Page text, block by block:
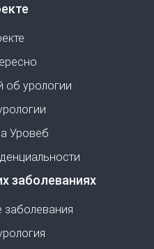
об урологии
Уровеб
заболеваниях
заболевания